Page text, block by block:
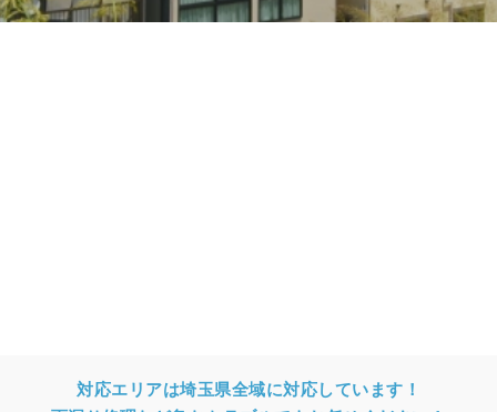
対応エリアは埼玉県全域に対応しています！